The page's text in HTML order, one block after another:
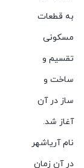
به قطعات
مسکونی
تقسیم و
ساخت و
ساز در آن
آغاز شد.
نام آریاشهر
در آن زمان